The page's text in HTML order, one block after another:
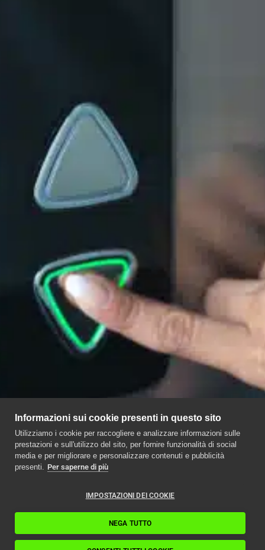
Informazioni sui cookie presenti in questo sito
Utilizziamo i cookie per raccogliere e analizzare informazioni sulle
prestazioni e sull'utilizzo del sito, per fornire funzionalità di social
media e per migliorare e personalizzare contenuti e pubblicità
presenti. Per saperne di più
IMPOSTAZIONI DEI COOKIE
NEGA TUTTO